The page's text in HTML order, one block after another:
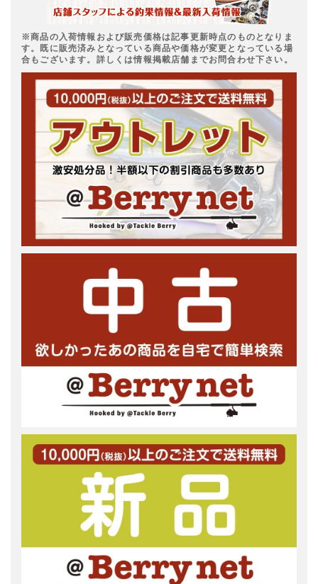
※商品の入荷情報および販売価格は記事更新時点のものとなりま
す。既に販売済みとなっている商品や価格が変更となっている場
合もございます。詳しくは情報掲載店舗までお問合わせ下さい。